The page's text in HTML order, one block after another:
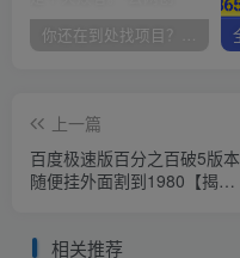
你还在到处找项目？还在当韭菜？我靠卖项目一个月收入5万+，曾经我也是个失败者。
上一篇
百度极速版百分之百破5版本
随便挂外面割到1980【揭
相关推荐